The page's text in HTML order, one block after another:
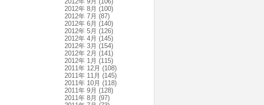
2012年 8月 (100)
2012年 7月 (87)
2012年 6月 (140)
2012年 5月 (126)
2012年 4月 (145)
2012年 3月 (154)
2012年 2月 (141)
2012年 1月 (115)
2011年 12月 (108)
2011年 11月 (145)
2011年 10月 (118)
2011年 9月 (128)
2011年 8月 (97)